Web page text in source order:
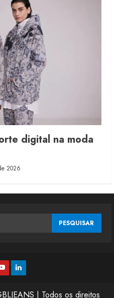
digital na moda
2026
Linkedin
| Todos os direitos